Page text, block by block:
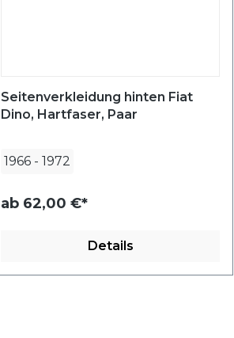
Seitenverkleidung hinten Fiat
Dino, Hartfaser, Paar
1966 - 1972
ab 62,00 €*
Details